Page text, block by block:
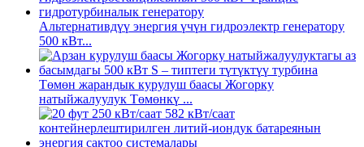
Альтернативдүү энергия үчүн гидроэлектр генератору
500 кВт...
Төмөн жарандык курулуш баасы Жогорку
натыйжалуулук Төмөнкү ...